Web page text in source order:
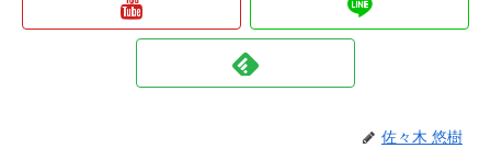
佐々木 悠樹